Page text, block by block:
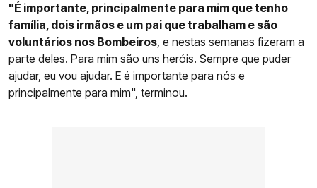
"É importante, principalmente para mim que tenho
família, dois irmãos e um pai que trabalham e são
voluntários nos Bombeiros, e nestas semanas fizeram a
parte deles. Para mim são uns heróis. Sempre que puder
ajudar, eu vou ajudar. E é importante para nós e
principalmente para mim", terminou.